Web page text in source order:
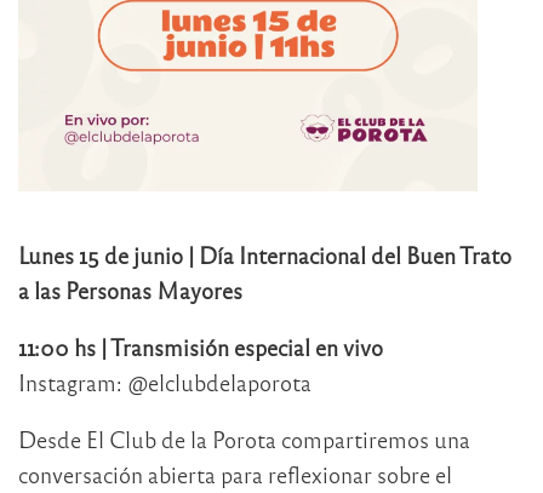
Lunes 15 de junio | Día Internacional del Buen Trato
a las Personas Mayores
11:00 hs | Transmisión especial en vivo
Instagram: @elclubdelaporota
Desde El Club de la Porota compartiremos una
conversación abierta para reflexionar sobre el